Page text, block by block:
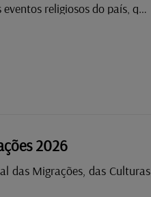
religiosos do país, que
2026
das Migrações, das Culturas